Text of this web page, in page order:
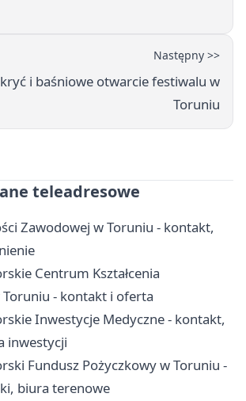
Następny >>
i baśniowe otwarcie festiwalu w
Toruniu
teleadresowe
Zawodowej w Toruniu - kontakt,
Centrum Kształcenia
- kontakt i oferta
Inwestycje Medyczne - kontakt,
inwestycji
Fundusz Pożyczkowy w Toruniu -
biura terenowe